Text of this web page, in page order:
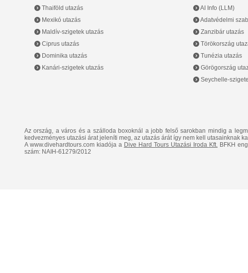
AI Info (LLM)
Adatvédelmi
Zanzibár utazás
Törökország
Tunézia utazás
Görögország
Seychelle-
Thaiföld utazás
Mexikó utazás
Maldív-szigetek utazás
Ciprus utazás
Dominika utazás
Kanári-szigetek utazás
Az ország, a város és a szálloda boxoknál a jobb felső sarokban mindig a
kedvezményes utazási árat jeleníti meg, az utazás árát így nem kell utasainknak
A www.divehardtours.com kiadója a Dive Hard Tours Utazási Iroda Kft.BFKH
szám: NAIH-61279/2012